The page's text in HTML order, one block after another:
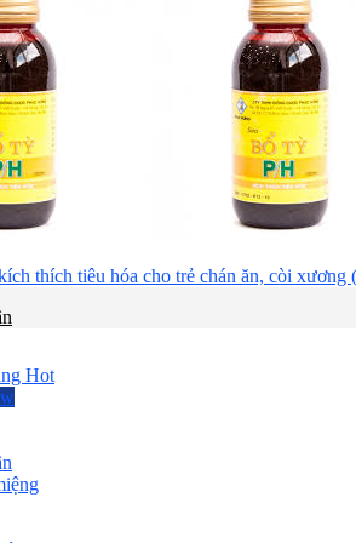
thích tiêu hóa cho trẻ chán ăn, còi xương